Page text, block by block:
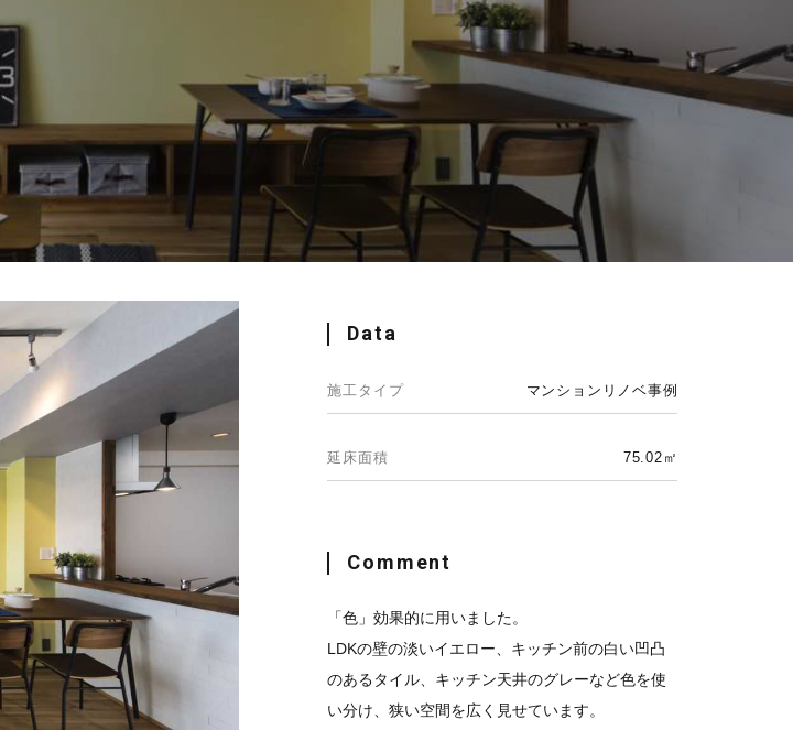
Data
施工タイプ マンションリノベ事例
延床面積 75.02㎡
Comment
「色」効果的に用いました。
LDKの壁の淡いイエロー、キッチン前の白い凹凸
のあるタイル、キッチン天井のグレーなど色を使
い分け、狭い空間を広く見せています。